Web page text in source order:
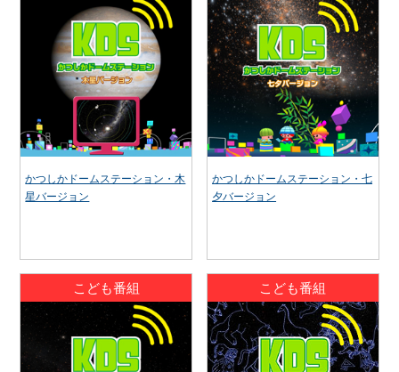
かつしかドームステーション・木
星バージョン
かつしかドームステーション・七
夕バージョン
こども番組 こども番組